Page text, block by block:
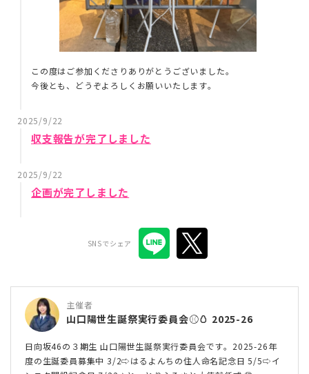
この度はご参加くださりありがとうございました。
今後とも、どうぞよろしくお願いいたします。
2025/9/22
収支報告が完了しました
2025/9/22
企画が完了しました
SNSでシェア
主催者
山口陽世生誕祭実行委員会⚾🥚 2025-26
日向坂46の３期生 山口陽世生誕祭実行委員会です。2025-26年
度の生誕委員募集中 3/2⇨はるよんちの住人命名記念日 5/5⇨イ